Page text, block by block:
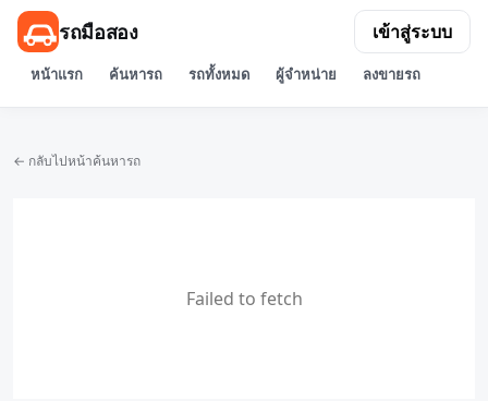
รถมือสอง
หน้าแรก ค้นหารถ รถทั้งหมด ผู้จำหน่าย ลงขายรถ
เข้าสู่ระบบ
← กลับไปหน้าค้นหารถ
Failed to fetch